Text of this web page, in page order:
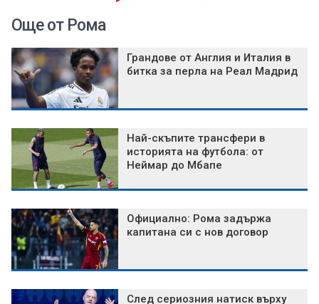
Още от Рома
Грандове от Англия и Италия в
битка за перла на Реал Мадрид
Най-скъпите трансфери в
историята на футбола: от
Неймар до Мбапе
Официално: Рома задържа
капитана си с нов договор
След сериозния натиск върху